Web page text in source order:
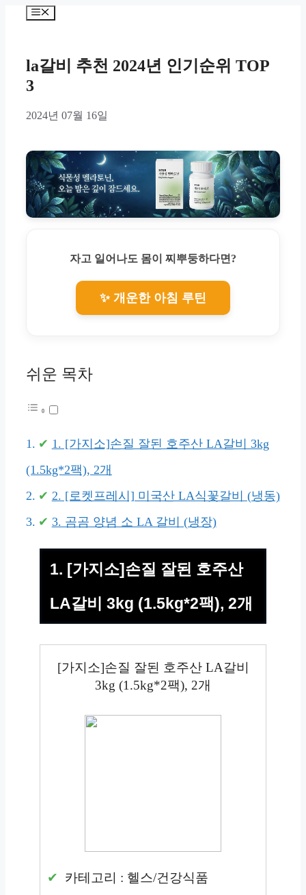
Menu
la갈비 추천 2024년 인기순위 TOP
3
2024년 07월 16일
자고 일어나도 몸이 찌뿌둥하다면?
✨ 개운한 아침 루틴
쉬운 목차
1. [가지소]손질 잘된 호주산 LA갈비 3kg
(1.5kg*2팩), 2개
2. [로켓프레시] 미국산 LA식꽃갈비 (냉동)
3. 곰곰 양념 소 LA 갈비 (냉장)
1. [가지소]손질 잘된 호주산
LA갈비 3kg (1.5kg*2팩), 2개
[가지소]손질 잘된 호주산 LA갈비
3kg (1.5kg*2팩), 2개
카테고리 : 헬스/건강식품